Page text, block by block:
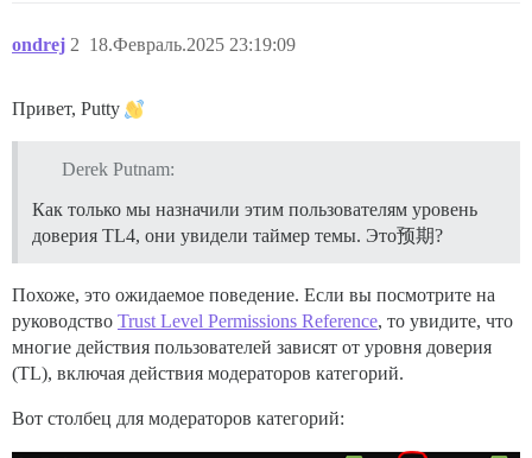
ondrej 18.Февраль.2025 23:19:09
2
Привет, Putty
Derek Putnam:
Как только мы назначили этим пользователям уровень
доверия TL4, они увидели таймер темы. Это预期?
Похоже, это ожидаемое поведение. Если вы посмотрите на
руководство Trust Level Permissions Reference, то увидите, что
многие действия пользователей зависят от уровня доверия
(TL), включая действия модераторов категорий.
Вот столбец для модераторов категорий: